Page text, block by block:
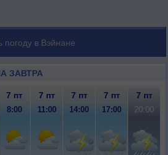
погоду в Вэйнане
ЗАВТРА
7 пт 7 пт 7 пт 7 пт 7 пт
8:00 11:00 14:00 17:00 20:00